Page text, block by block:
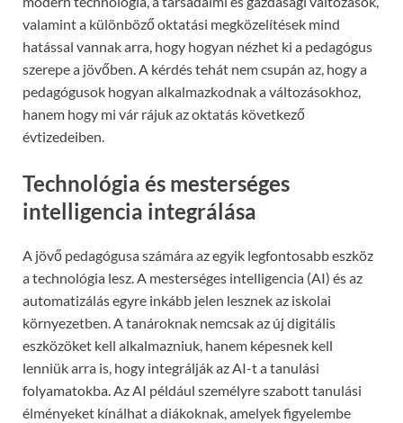
valamint a különböző oktatási megközelítések mind
hatással vannak arra, hogy hogyan nézhet ki a pedagógus
szerepe a jövőben. A kérdés tehát nem csupán az, hogy a
pedagógusok hogyan alkalmazkodnak a változásokhoz,
hanem hogy mi vár rájuk az oktatás következő
évtizedeiben.
Technológia és mesterséges
intelligencia integrálása
A jövő pedagógusa számára az egyik legfontosabb eszköz
a technológia lesz. A mesterséges intelligencia (AI) és az
automatizálás egyre inkább jelen lesznek az iskolai
környezetben. A tanároknak nemcsak az új digitális
eszközöket kell alkalmazniuk, hanem képesnek kell
lenniük arra is, hogy integrálják az AI-t a tanulási
folyamatokba. Az AI például személyre szabott tanulási
élményeket kínálhat a diákoknak, amelyek figyelembe